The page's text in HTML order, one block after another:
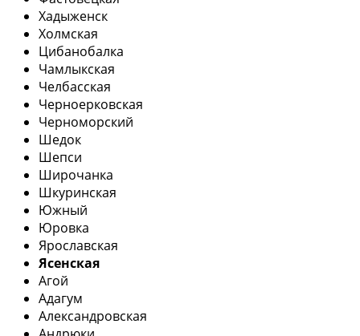
Хадыженск
Холмская
Цибанобалка
Чамлыкская
Челбасская
Черноерковская
Черноморский
Шедок
Шепси
Широчанка
Шкуринская
Южный
Юровка
Ярославская
Ясенская
Агой
Адагум
Александровская